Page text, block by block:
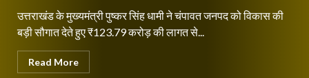
उत्तराखंड के मुख्यमंत्री पुष्कर सिंह धामी ने चंपावत जनपद को विकास की
बड़ी सौगात देते हुए ₹123.79 करोड़ की लागत से...
Read More